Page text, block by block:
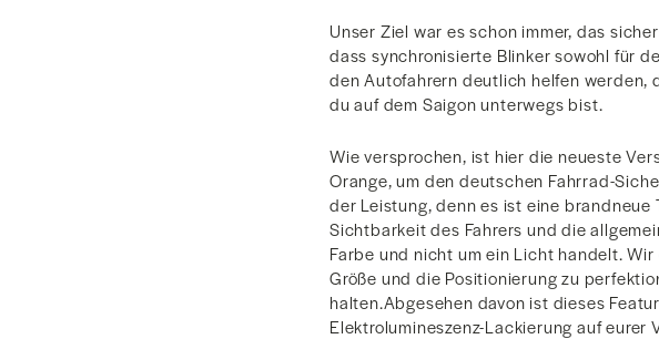
Unser Ziel war es schon immer, das
dass synchronisierte Blinker sowohl für
den Autofahrern deutlich helfen werden,
du auf dem Saigon unterwegs bist.
Wie versprochen, ist hier die neueste
Orange, um den deutschen Fahrrad-
der Leistung, denn es ist eine
Sichtbarkeit des Fahrers und die
Farbe und nicht um ein Licht handelt.
Größe und die Positionierung zu
halten.Abgesehen davon ist dieses
Elektrolumineszenz-Lackierung auf